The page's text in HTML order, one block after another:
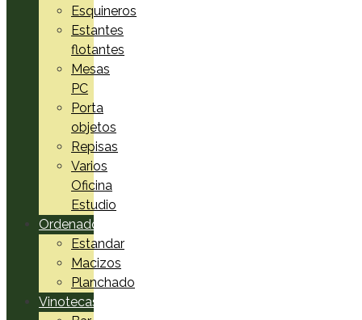
Esquineros
Estantes
flotantes
Mesas
PC
Porta
objetos
Repisas
Varios
Oficina
Estudio
Ordenadores
Estandar
Macizos
Planchado
Vinotecas